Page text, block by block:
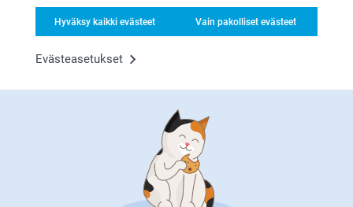
Hyväksy kaikki evästeet Vain pakolliset evästeet
Evästeasetukset
Rekisteröidy